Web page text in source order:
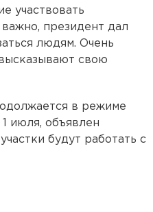
участвовать
президент дал
людям. Очень
свою
в режиме
июля, объявлен
будут работать с